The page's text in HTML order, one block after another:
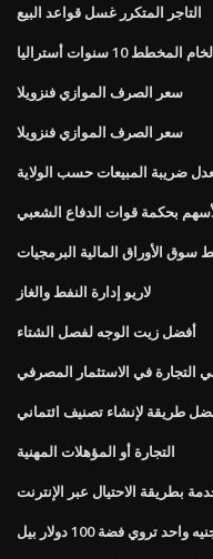
التاجر المتكرر غسل قواعد البيع
10 سنوات أستراليا
سعر الصرف الموازي فنزويلا
سعر الصرف الموازي فنزويلا
ضريبة المبيعات حسب الولاية
بحكمة قوات الدفاع الشعبي
سوق الأوراق المالية البرمجيات
لاريو إدارة النفط والغاز
أفضل زيت الوجه لفصل الشتاء
التجارة في الاستثمار المصرفي
طريقة لإنشاء تصنيف ائتماني
التجارة أو المؤهلات المهنية
بطريقة الاحتيال عبر الإنترنت
واحد تروي فضة 100 دولار بيل